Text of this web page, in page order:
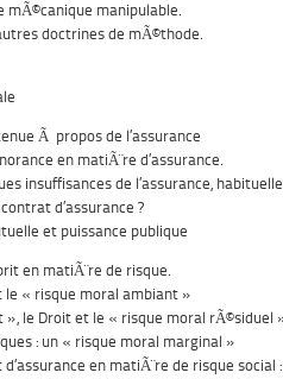
mÃ©canique manipulable.
doctrines de mÃ©thode.
Ã propos de l’assurance
en matiÃ¨re d’assurance.
insuffisances de l’assurance,
d’assurance ?
et puissance publique
en matiÃ¨re de risque.
le « risque moral ambiant »
», le Droit et le « risque moral rÃ©siduel
: un « risque moral marginal »
en matiÃ¨re de risque